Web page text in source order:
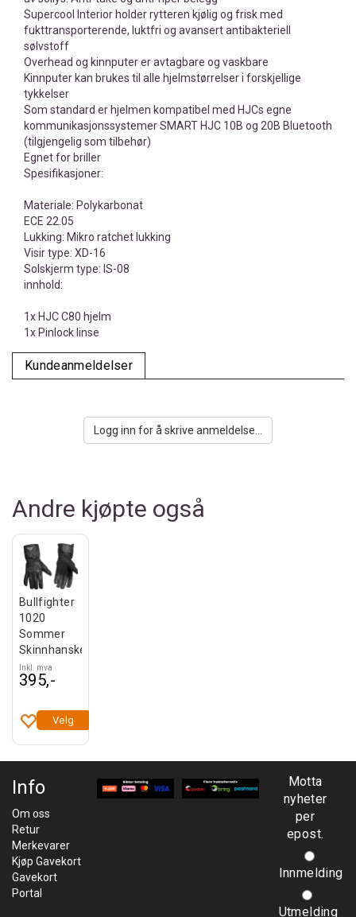
Supercool Interior holder rytteren kjølig og frisk med
fukttransporterende, luktfri og avansert antibakteriell
sølvstoff
Overhead og kinnputer er avtagbare og vaskbare
Kinnputer kan brukes til alle hjelmstørrelser i forskjellige
tykkelser
Som standard er hjelmen kompatibel med HJCs egne
kommunikasjonssystemer SMART HJC 10B og 20B Bluetooth
(tilgjengelig som tilbehør)
Egnet for briller
Spesifikasjoner:
Materiale: Polykarbonat
ECE 22.05
Lukking: Mikro ratchet lukking
Visir type: XD-16
Solskjerm type: IS-08
innhold:
1x HJC C80 hjelm
1x Pinlock linse
Kundeanmeldelser
Logg inn for å skrive anmeldelse...
Andre kjøpte også
Bullfighter
1020
Sommer
Skinnhanske
Inkl. mva
395,-
Velg
Info
Om oss
Retur
Merkevarer
Kjøp Gavekort
Gavekort
Portal
Motta
nyheter
per
epost.
Innmelding
Utmelding